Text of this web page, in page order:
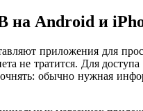
Android и
приложения для
не тратится. Для
обычно нужная